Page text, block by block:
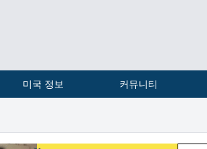
미국 정보 커뮤니티